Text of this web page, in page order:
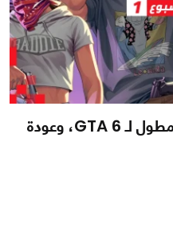
ملخص الأسبوع| استعراض مطول لـ GTA 6، وعودة